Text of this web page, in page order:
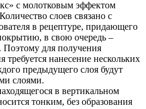
с молотковым эффектом
слоев связано с
в рецептуре, придающего
в свою очередь –
для получения
требуется нанесение нескольких
предыдущего слоя будут
слоями.
в вертикальном
тонким, без образования